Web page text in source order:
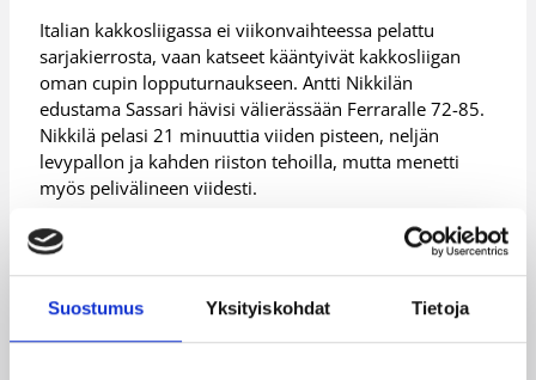
Suostumus Yksityiskohdat Tietoja
Italian kakkosliigassa ei viikonvaihteessa pelattu
sarjakierrosta, vaan katseet kääntyivät kakkosliigan
oman cupin lopputurnaukseen. Antti Nikkilän
edustama Sassari hävisi välierässään Ferraralle 72-85.
Nikkilä pelasi 21 minuuttia viiden pisteen, neljän
levypallon ja kahden riiston tehoilla, mutta menetti
myös pelivälineen viidesti.
Islannin pääsarjassa Roni Leimun edustama ja sarjasta
putoamista vastaan taisteleva Hamar järjesti kauden
suurimman yllätyksen, kun se kaatoi sarjakärki
Keflavikin kotonaan 94-88. Leimu oli sairaana pelistä
sivussa.